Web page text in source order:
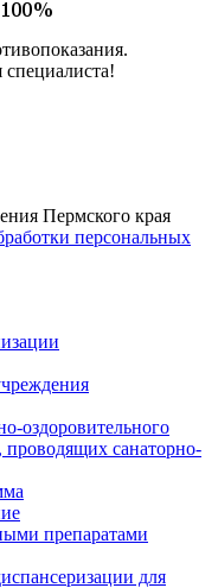
специалиста!
Пермского края
персональных
оздоровительного
проводящих санаторно-
препаратами
для